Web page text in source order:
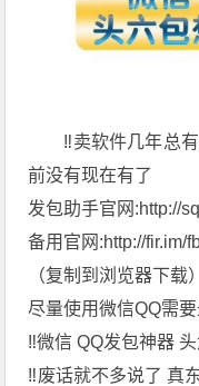
‼️卖软件几年总
前没有现在有了
发包助手官网:http://
备用官网:http://fir.im/
（复制到浏览器下载）
尽量使用微信QQ需
‼️微信 QQ发包神器
‼️废话就不多说了 真